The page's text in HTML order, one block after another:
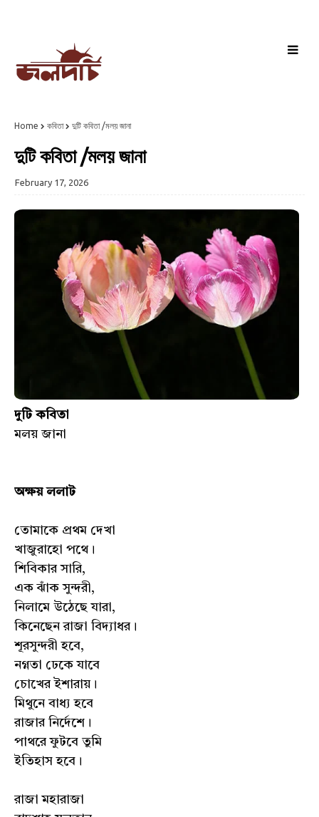
Home কবিতা দুটি কবিতা /মলয় জানা
দুটি কবিতা /মলয় জানা
February 17, 2026
দুটি কবিতা
মলয় জানা
অক্ষয় ললাট
তোমাকে প্রথম দেখা
খাজুরাহো পথে।
শিবিকার সারি,
এক ঝাঁক সুন্দরী,
নিলামে উঠেছে যারা,
কিনেছেন রাজা বিদ্যাধর।
শূরসুন্দরী হবে,
নগ্নতা ঢেকে যাবে
চোখের ইশারায়।
মিথুনে বাধ্য হবে
রাজার নির্দেশে।
পাথরে ফুটবে তুমি
ইতিহাস হবে।
রাজা মহারাজা